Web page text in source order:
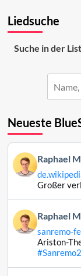
Siegeszug
Liedsuche
Suche in der
Neueste
Beitrag
von
Raphael
Bluesky
ansehen
Raphael
Großer
Beitrag
von
Raphael
Raphael
sanremo-
Ariston-